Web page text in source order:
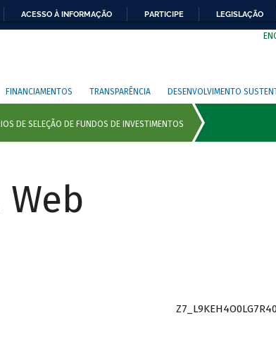
ACESSO À INFORMAÇÃO PARTICIPE LEGISLAÇÃO
FINANCIAMENTOS TRANSPARÊNCIA DESENVOLVIMENTO